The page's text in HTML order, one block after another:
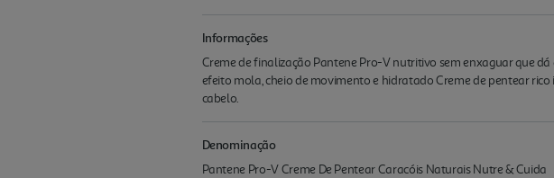
Informações
Creme de finalização Pantene Pro-V nutritivo sem enxaguar que
efeito mola, cheio de movimento e hidratado Creme de pentear
cabelo.
Denominação
Pantene Pro-V Creme De Pentear Caracóis Naturais Nutre & Cuida